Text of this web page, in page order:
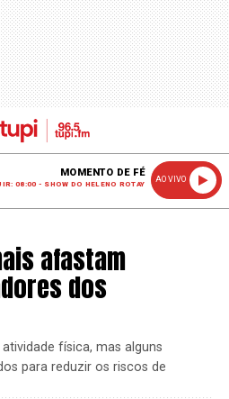
MOMENTO DE FÉ
08:00 - SHOW DO HELENO ROTAY
AO VIVO
afastam
dos
física, mas alguns
para reduzir os riscos de